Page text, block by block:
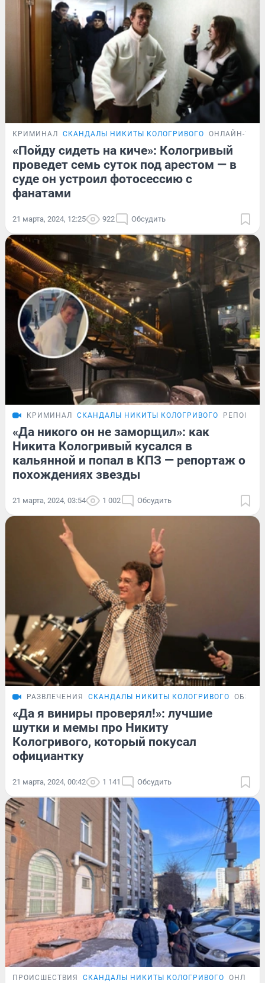
КРИМИНАЛ СКАНДАЛЫ НИКИТЫ КОЛОГРИВОГО ОНЛАЙН-
«Пойду сидеть на киче»: Кологривый
проведет семь суток под арестом — в
суде он устроил фотосессию с
фанатами
21 марта, 2024, 12:25 922 Обсудить
КРИМИНАЛ СКАНДАЛЫ НИКИТЫ КОЛОГРИВОГО
«Да никого он не заморщил»: как
Никита Кологривый кусался в
кальянной и попал в КПЗ — репортаж о
похождениях звезды
21 марта, 2024, 03:54 1 002 Обсудить
РАЗВЛЕЧЕНИЯ СКАНДАЛЫ НИКИТЫ КОЛОГРИВОГО ОБЗОР
«Да я виниры проверял!»: лучшие
шутки и мемы про Никиту
Кологривого, который покусал
официантку
21 марта, 2024, 00:42 1 141 Обсудить
ПРОИСШЕСТВИЯ СКАНДАЛЫ НИКИТЫ КОЛОГРИВОГО